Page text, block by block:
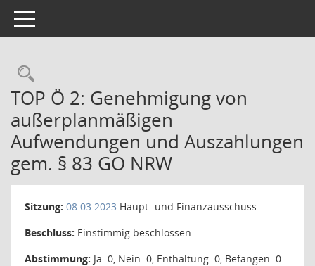
Toggle navigation
Rechercheauswahl
TOP Ö 2: Genehmigung von
außerplanmäßigen
Aufwendungen und Auszahlungen
gem. § 83 GO NRW
Sitzung: 08.03.2023 Haupt- und Finanzausschuss
Beschluss: Einstimmig beschlossen.
Abstimmung: Ja: 0, Nein: 0, Enthaltung: 0, Befangen: 0